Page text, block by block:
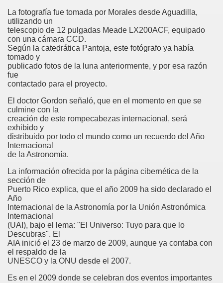
La fotografía fue tomada por Morales desde Aguadilla,
utilizando un
telescopio de 12 pulgadas Meade LX200ACF, equipado
con una cámara CCD.
Según la catedrática Pantoja, este fotógrafo ya había
tomado y
publicado fotos de la luna anteriormente, y por esa razón
fue
contactado para el proyecto.
El doctor Gordon señaló, que en el momento en que se
culmine con la
creación de este rompecabezas internacional, será
exhibido y
distribuido por todo el mundo como un recuerdo del Año
Internacional
de la Astronomía.
La información ofrecida por la página cibernética de la
sección de
Puerto Rico explica, que el año 2009 ha sido declarado el
Año
Internacional de la Astronomía por la Unión Astronómica
Internacional
(UAI), bajo el lema: "El Universo: Tuyo para que lo
Descubras". El
AIA inició el 23 de marzo de 2009, aunque ya contaba con
el respaldo de la
UNESCO y la ONU desde el 2007.
Es en el 2009 donde se celebran dos eventos importantes